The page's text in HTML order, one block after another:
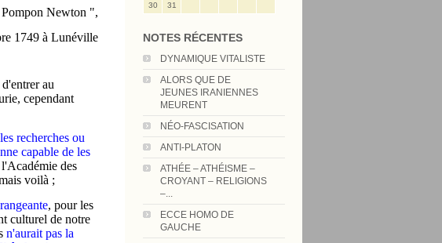
30
31
NOTES RÉCENTES
DYNAMIQUE VITALISTE
ALORS QUE DE
JEUNES IRANIENNES
MEURENT
NÉO-FASCISATION
ANTI-PLATON
ATHÉE – ATHÉISME –
CROYANT – RELIGIONS
–...
ECCE HOMO DE
GAUCHE
Newton ",
1749 à Lunéville
au
cependant
recherches ou
capable de les
des
voilà ;
, pour les
culturel de notre
n'aurait pas la